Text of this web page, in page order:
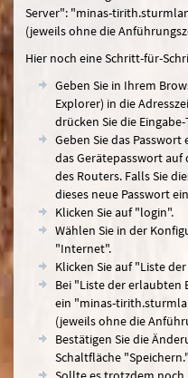
Server": "minas-
(jeweils ohne die
Hier noch eine Schritt-für-
Geben Sie in Ihrem
Explorer) in die
drücken Sie die Eingabe-
Geben Sie das
das Gerätepasswort
des Routers. Falls Sie
dieses neue Passwort
Klicken Sie auf "login".
Wählen Sie in der
"Internet".
Klicken Sie auf "Liste
Bei "Liste der erlaubten
ein "minas-
(jeweils ohne die
Bestätigen Sie die
Schaltfläche "Speichern."